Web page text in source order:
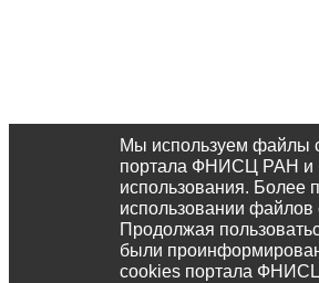
Мы используем файлы
портала ФНИСЦ РАН и
использования.
использовании
Продолжая
были
cookies портала